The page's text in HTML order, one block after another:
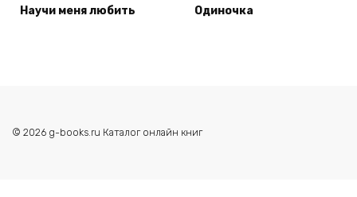
Научи меня любить Одиночка
© 2026 g-books.ru Каталог онлайн книг